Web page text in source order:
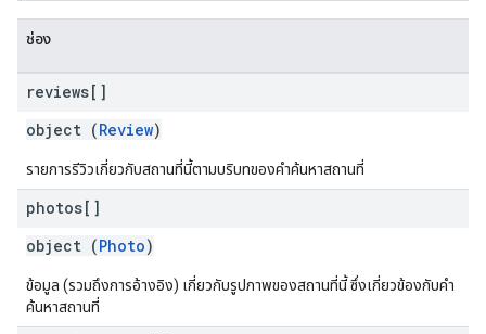
ช่อง
reviews[]
object (Review)
รายการรีวิวเกี่ยวกับสถานที่นี้ตามบริบทของคำค้นหาสถานที่
photos[]
object (Photo)
ข้อมูล (รวมถึงการอ้างอิง) เกี่ยวกับรูปภาพของสถานที่นี้ ซึ่งเกี่ยวข้องกับคำ
ค้นหาสถานที่